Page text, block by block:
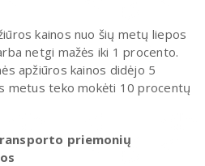
kainos nuo šių metų liepos
netgi mažės iki 1 procento.
apžiūros kainos didėjo 5
metus teko mokėti 10 procentų
priemonių